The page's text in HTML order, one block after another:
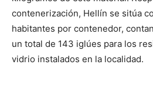
contenerización, Hellín se sitúa
habitantes por contenedor,
un total de 143 iglúes para los
vidrio instalados en la localidad.